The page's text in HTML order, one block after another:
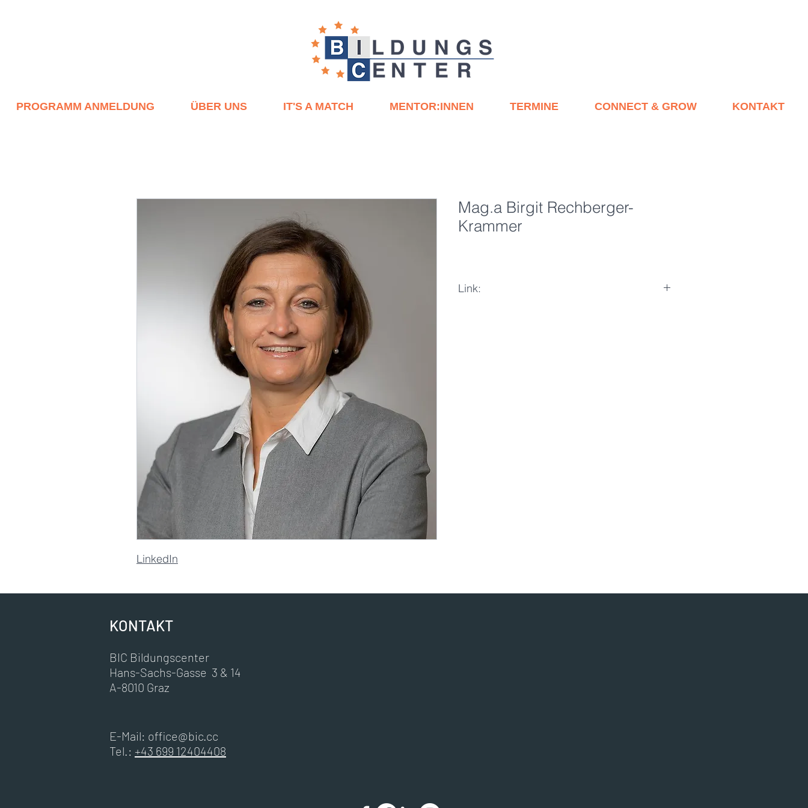
PROGRAMM ANMELDUNG ÜBER UNS IT'S A MATCH MENTOR:INNEN TERMINE CONNECT & GROW KONTAKT
LinkedIn
Mag.a Birgit Rechberger-
Krammer
Link:
KONTAKT
BIC Bildungscenter
Hans-Sachs-Gasse 3 & 14
A-8010 Graz
E-Mail: office@bic.cc
Tel.: +43 699 12404408